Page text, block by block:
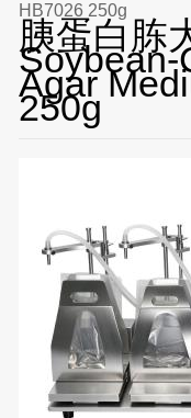
HB7026 250g
胰蛋白胨
Soybean-
Agar
250g